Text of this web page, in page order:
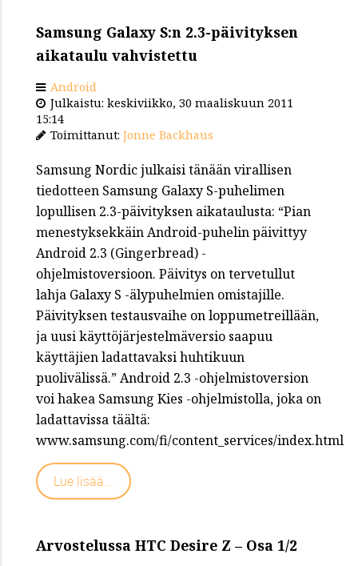
Samsung Galaxy S:n 2.3-päivityksen
aikataulu vahvistettu
Android
Julkaistu: keskiviikko, 30 maaliskuun 2011
15:14
Toimittanut: Jonne Backhaus
Samsung Nordic julkaisi tänään virallisen
tiedotteen Samsung Galaxy S-puhelimen
lopullisen 2.3-päivityksen aikataulusta: “Pian
menestyksekkäin Android-puhelin päivittyy
Android 2.3 (Gingerbread) -
ohjelmistoversioon. Päivitys on tervetullut
lahja Galaxy S -älypuhelmien omistajille.
Päivityksen testausvaihe on loppumetreillään,
ja uusi käyttöjärjestelmäversio saapuu
käyttäjien ladattavaksi huhtikuun
puolivälissä.” Android 2.3 -ohjelmistoversion
voi hakea Samsung Kies -ohjelmistolla, joka on
ladattavissa täältä:
www.samsung.com/fi/content_services/index.html
Lue lisää...
Arvostelussa HTC Desire Z – Osa 1/2